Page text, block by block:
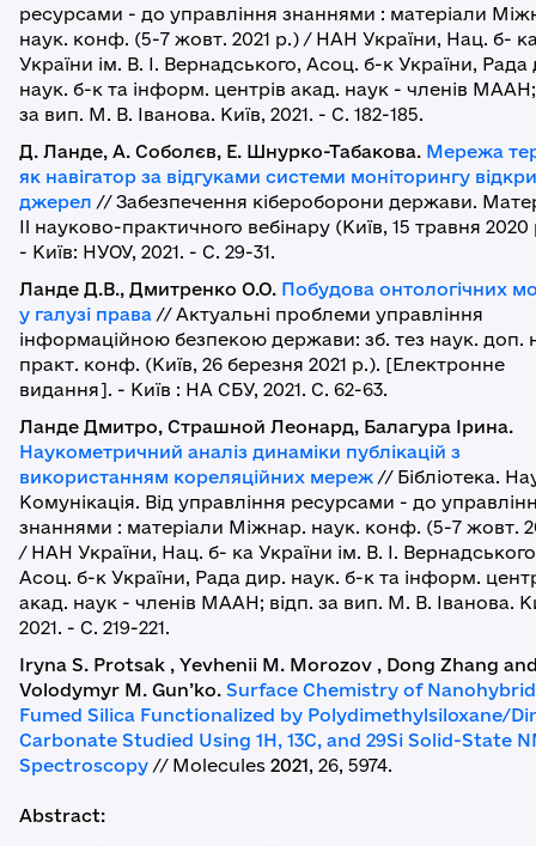
ресурсами - до управління знаннями : матеріали
наук. конф. (5-7 жовт. 2021 р.) / НАН України, Нац. б-
України ім. В. І. Вернадського, Асоц. б-к України, Рада
наук. б-к та інформ. центрів акад. наук - членів МААН;
за вип. М. В. Іванова. Київ, 2021. - С. 182-185.
Д. Ланде, А. Соболєв, Е. Шнурко-Табакова. Мережа
як навігатор за відгуками системи моніторингу
джерел // Забезпечення кібероборони держави.
II науково-практичного вебінару (Київ, 15 травня 2020
- Київ: НУОУ, 2021. - C. 29-31.
Ланде Д.В., Дмитренко О.О. Побудова онтологічних
у галузі права // Актуальні проблеми управління
інформаційною безпекою держави: зб. тез наук. доп.
практ. конф. (Київ, 26 березня 2021 р.). [Електронне
видання]. - Київ : НА СБУ, 2021. C. 62-63.
Ланде Дмитро, Страшной Леонард, Балагура Ірина.
Наукометричний аналіз динаміки публікацій з
використанням кореляційних мереж // Бібліотека.
Комунікація. Від управління ресурсами - до
знаннями : матеріали Міжнар. наук. конф. (5-7 жовт.
/ НАН України, Нац. б- ка України ім. В. І.
Асоц. б-к України, Рада дир. наук. б-к та інформ.
акад. наук - членів МААН; відп. за вип. М. В. Іванова.
2021. - С. 219-221.
Iryna S. Protsak , Yevhenii M. Morozov , Dong Zhang
Volodymyr M. Gun’ko. Surface Chemistry of
Fumed Silica Functionalized by Polydimethylsiloxane/
Carbonate Studied Using 1H, 13C, and 29Si Solid-State
Spectroscopy // Molecules 2021, 26, 5974.
Abstract: